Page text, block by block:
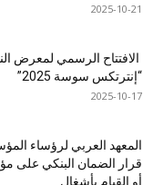
2025-10-21
الافتتاح الرسمي لمعرض
“إنترتكس سوسة 2025”
2025-10-17
المعهد العربي لرؤساء
قرار الضمان البنكي على
أو القيام بأشغال